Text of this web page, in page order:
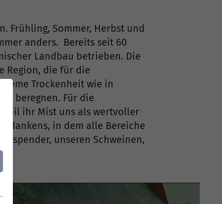
Frühling, Sommer, Herbst und
anders. Bereits seit 60
Landbau betrieben. Die
Region, die für die
Trockenheit wie in
beregnen. Für die
ihr Mist uns als wertvoller
in dem alle Bereiche
unseren Schweinen,